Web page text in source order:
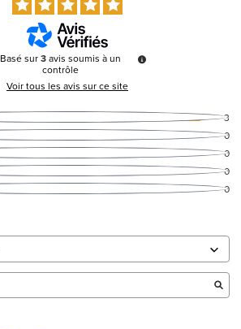
Basé sur3avis soumis à un
contrôle
Voir tous les avis sur ce site
3
0
0
0
0